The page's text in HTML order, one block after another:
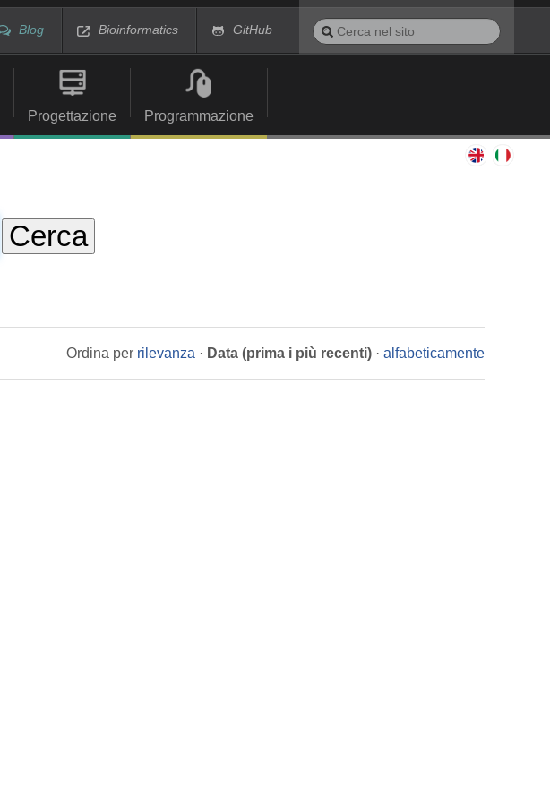
Blog Bioinformatics GitHub
Cerca
nel
Ricerca
Progettazione Programmazione
Ordina per rilevanza · Data (prima i più recenti) · alfabeticamente